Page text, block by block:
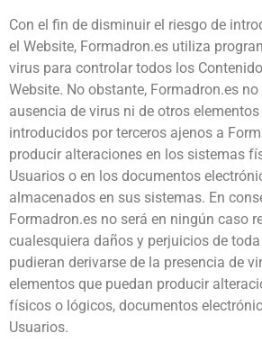
Con el fin de disminuir el riesgo de
el Website, Formadron.es utiliza
virus para controlar todos los
Website. No obstante, Formadron.es
ausencia de virus ni de otros
introducidos por terceros ajenos a
producir alteraciones en los sistemas
Usuarios o en los documentos
almacenados en sus sistemas. En
Formadron.es no será en ningún caso
cualesquiera daños y perjuicios de
pudieran derivarse de la presencia de
elementos que puedan producir
físicos o lógicos, documentos
Usuarios.